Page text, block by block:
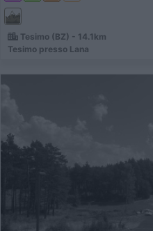
Tesimo (BZ) - 14.1km
Tesimo presso Lana